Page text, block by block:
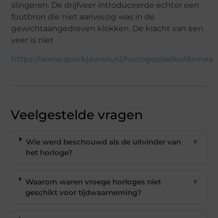
slingeren. De drijfveer introduceerde echter een
foutbron die niet aanwezig was in de
gewichtaangedreven klokken. De kracht van een
veer is niet
https://www.quickjewels.nl/horloges/seiko/dames
Veelgestelde vragen
Wie werd beschouwd als de uitvinder van
het horloge?
▼
Waarom waren vroege horloges niet
geschikt voor tijdwaarneming?
▼